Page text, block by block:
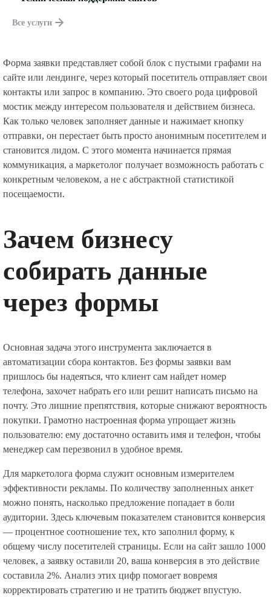
Все услуги
Форма заявки представляет собой блок с пустыми графами на
сайте или лендинге, через который посетитель отправляет свои
контакты или запрос в компанию. Это своего рода цифровой
мостик между интересом пользователя и действием бизнеса.
Как только человек заполняет данные и нажимает кнопку
отправки, он перестает быть просто анонимным посетителем и
становится лидом. С этого момента начинается прямая
коммуникация, а маркетолог получает возможность работать с
конкретным человеком, а не с абстрактной статистикой
посещаемости.
Зачем бизнесу
собирать данные
через формы
Основная задача этого инструмента заключается в
автоматизации сбора контактов. Без формы заявки вам
пришлось бы надеяться, что клиент сам найдет номер
телефона, захочет набрать его или решит написать письмо на
почту. Это лишние препятствия, которые снижают вероятность
покупки. Грамотно настроенная форма упрощает жизнь
пользователю: ему достаточно оставить имя и телефон, чтобы
менеджер сам перезвонил в удобное время.
Для маркетолога форма служит основным измерителем
эффективности рекламы. По количеству заполненных анкет
можно понять, насколько предложение попадает в боли
аудитории. Здесь ключевым показателем становится конверсия
— процентное соотношение тех, кто заполнил форму, к
общему числу посетителей страницы. Если на сайт зашло 1000
человек, а заявку оставили 20, ваша конверсия в это действие
составила 2%. Анализ этих цифр помогает вовремя
корректировать стратегию и не тратить бюджет впустую.